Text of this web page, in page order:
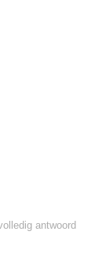
antwoord